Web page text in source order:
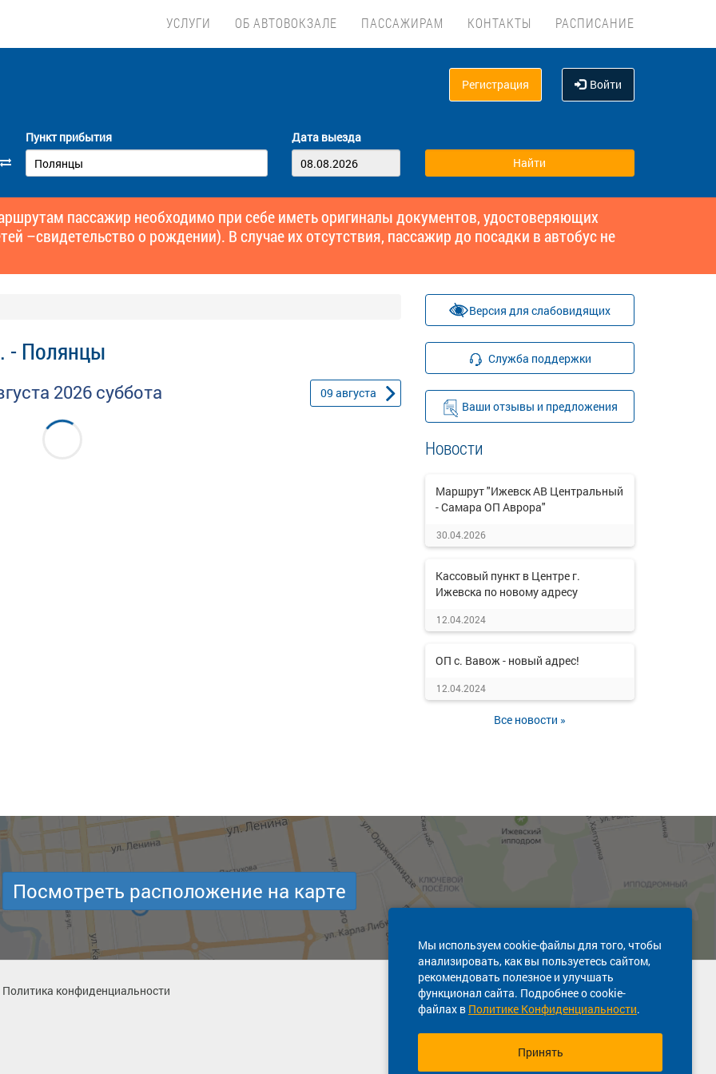
УСЛУГИ ОБ АВТОВОКЗАЛЕ ПАССАЖИРАМ КОНТАКТЫ РАСПИСАНИЕ
Регистрация Войти
Пункт прибытия Дата выезда
пассажир необходимо при себе иметь оригиналы документов, удостоверяющих
–свидетельство о рождении). В случае их отсутствия, пассажир до посадки в автобус не
- Полянцы
2026 суббота 09 августа
Версия для слабовидящих
Служба поддержки
Ваши отзывы и предложения
Новости
Маршрут "Ижевск АВ Центральный
- Самара ОП Аврора"
30.04.2026
Кассовый пункт в Центре г.
Ижевска по новому адресу
12.04.2024
ОП с. Вавож - новый адрес!
12.04.2024
Все новости »
Мы используем cookie-файлы для того, чтобы
анализировать, как вы пользуетесь сайтом,
рекомендовать полезное и улучшать
функционал сайта. Подробнее о cookie-
файлах в Политике Конфиденциальности.
Принять
Посмотреть расположение на карте
Политика конфиденциальности Техническая поддержка сайта
8 800 600-03-38